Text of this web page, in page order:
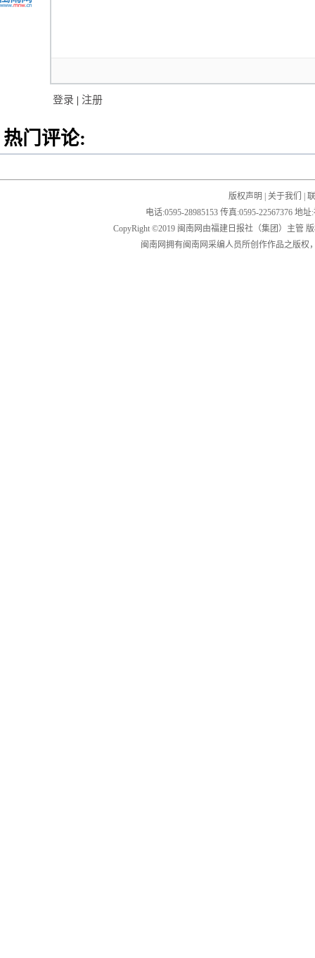
登录 | 注册
热门评论:
版权声明 关于我们
电话:0595-28985153 传真:0595-22567376 地
CopyRight ©2019 闽南网由福建日报社（集团）主管
闽南网拥有闽南网采编人员所创作作品之版